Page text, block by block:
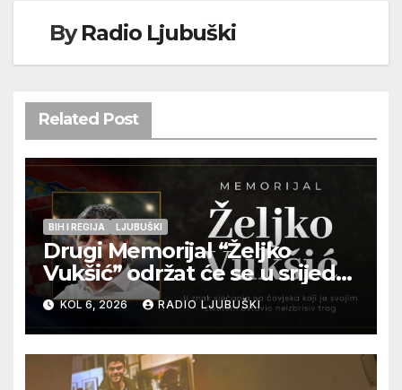
ByRadio Ljubuški
Related Post
BIH I REGIJA LJUBUŠKI
Drugi Memorijal “Željko
Vukšić” održat će se u srijedu
12. kolovoza u Otoku
KOL 6, 2026 RADIO LJUBUŠKI